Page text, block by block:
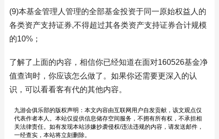
(9)本基金管理人管理的全部基金投资于同一原始权益人的
各类资产支持证券,不得超过其各类资产支持证券合计规模
的10%；
了解了上面的内容，相信你已经知道在面对160526基金净
值查询时，你应该怎么做了。如果你还需要更深入的认
识，可以看看客有代的其他内容。
九游会俱乐部的版权声明：本文内容由互联网用户自发贡献，该文观点仅
代表作者本人。本站仅提供信息储存空间服务，不拥有所有权，不承担相
关法律责任。如有发现本站涉嫌抄袭侵权/违法违规的内容，请发送邮件，
一经查实，本站将立刻删除。